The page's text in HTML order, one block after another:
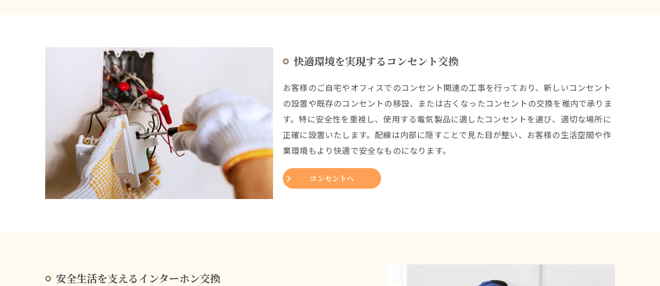
快適環境を実現するコンセント交換
お客様のご自宅やオフィスでのコンセント関連の工事を行っており、新しいコンセント
の設置や既存のコンセントの移設、または古くなったコンセントの交換を稚内で承りま
す。特に安全性を重視し、使用する電気製品に適したコンセントを選び、適切な場所に
正確に設置いたします。配線は内部に隠すことで見た目が整い、お客様の生活空間や作
業環境もより快適で安全なものになります。
コンセントへ
安全生活を支えるインターホン交換